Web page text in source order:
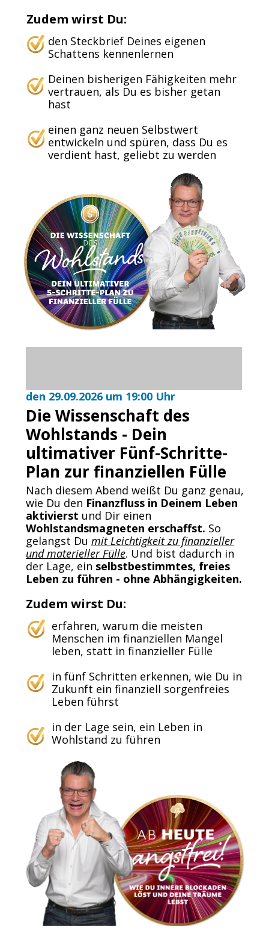
Zudem wirst Du:
den Steckbrief Deines eigenen
Schattens kennenlernen
Deinen bisherigen Fähigkeiten mehr
vertrauen, als Du es bisher getan
hast
einen ganz neuen Selbstwert
entwickeln und spüren, dass Du es
verdient hast, geliebt zu werden
den 29.09.2026 um 19:00 Uhr
Die Wissenschaft des
Wohlstands - Dein
ultimativer Fünf-Schritte-
Plan zur finanziellen Fülle
Nach diesem Abend weißt Du ganz genau,
wie Du den Finanzfluss in Deinem Leben
aktivierst und Dir einen
Wohlstandsmagneten erschaffst. So
gelangst Du mit Leichtigkeit zu finanzieller
und materieller Fülle. Und bist dadurch in
der Lage, ein selbstbestimmtes, freies
Leben zu führen - ohne Abhängigkeiten.
Zudem wirst Du:
erfahren, warum die meisten
Menschen im finanziellen Mangel
leben, statt in finanzieller Fülle
in fünf Schritten erkennen, wie Du in
Zukunft ein finanziell sorgenfreies
Leben führst
in der Lage sein, ein Leben in
Wohlstand zu führen